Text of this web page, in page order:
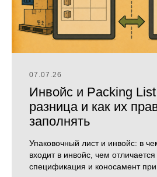
07.07.26
Инвойс и Packing
разница и как их
заполнять
Упаковочный лист и инвойс: в
входит в инвойс, чем
спецификация и коносамент